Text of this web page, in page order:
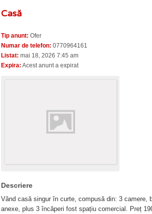
Casă
Tip anunt: Ofer
Numar de telefon: 0770964161
Listat: mai 18, 2026 7:45 am
Expira: Acest anunt a expirat
Descriere
Vând casă singur în curte, compusă din: 3 camere,
anexe, plus 3 încăperi fost spațiu comercial. Preț